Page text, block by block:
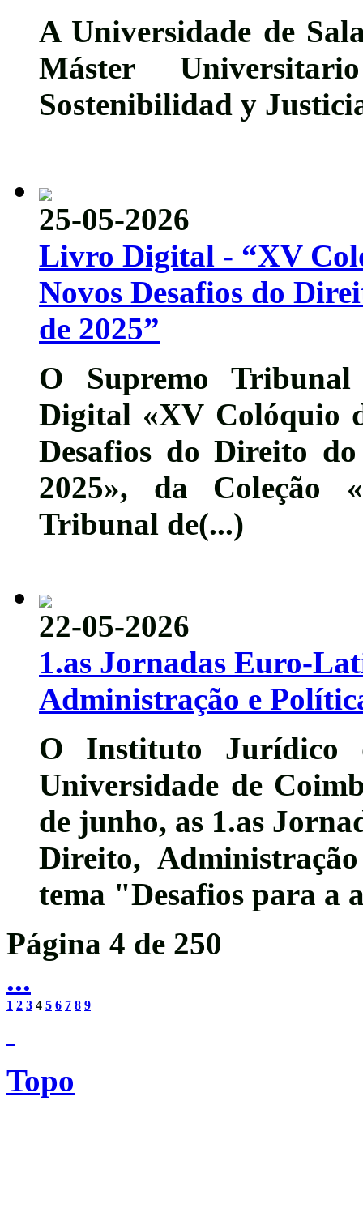
A Universidade de
Máster
Sostenibilidad y
25-05-2026
Livro Digital - “XV
Novos Desafios do
de 2025”
O Supremo
Digital «XV Colóquio
Desafios do Direito
2025», da Coleção
Tribunal de(...)
22-05-2026
1.as Jornadas Euro-
Administração e
O Instituto Jurídico
Universidade de
de junho, as 1.as
Direito,
tema "Desafios para a
Página 4 de 250
...
1 2 3 4 5 6 7 8 9
Topo